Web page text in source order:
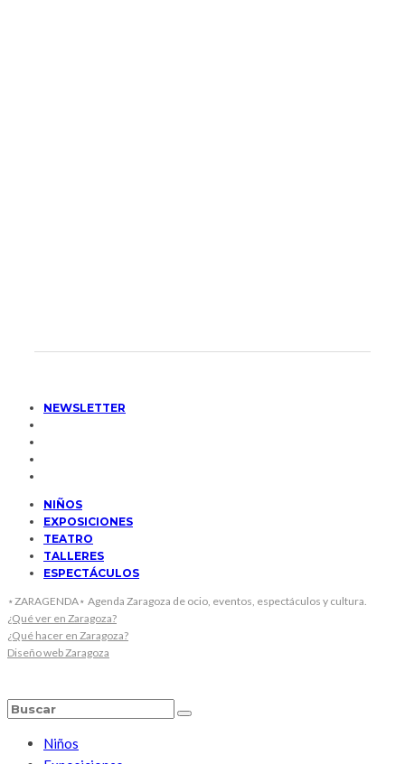
NEWSLETTER
NIÑOS
EXPOSICIONES
TEATRO
TALLERES
ESPECTÁCULOS
⋆ZARAGENDA⋆ Agenda Zaragoza de ocio, eventos, espectáculos y cultura.
¿Qué ver en Zaragoza?
¿Qué hacer en Zaragoza?
Diseño web Zaragoza
Niños